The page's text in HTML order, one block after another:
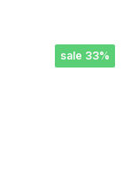
sale 33%